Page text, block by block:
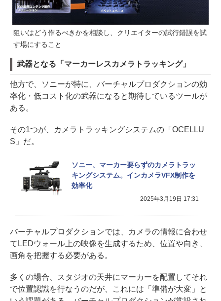
狙いはどう作るべきかを相談し、クリエイターの試行錯誤を試
す場にすること
武器となる「マーカーレスカメラトラッキング」
他方で、ソニーが特に、バーチャルプロダクションの効
率化・低コスト化の武器になると期待しているツールが
ある。
その1つが、カメラトラッキングシステムの「OCELLU
S」だ。
ソニー、マーカー要らずのカメラトラッ
キングシステム。インカメラVFX制作を
効率化
2025年3月19日 17:31
バーチャルプロダクションでは、カメラの情報に合わせ
てLEDウォール上の映像を生成するため、位置や向き、
画角を把握する必要がある。
多くの場合、スタジオの天井にマーカーを配置してそれ
で位置認識を行なうのだが、これには「準備が大変」と